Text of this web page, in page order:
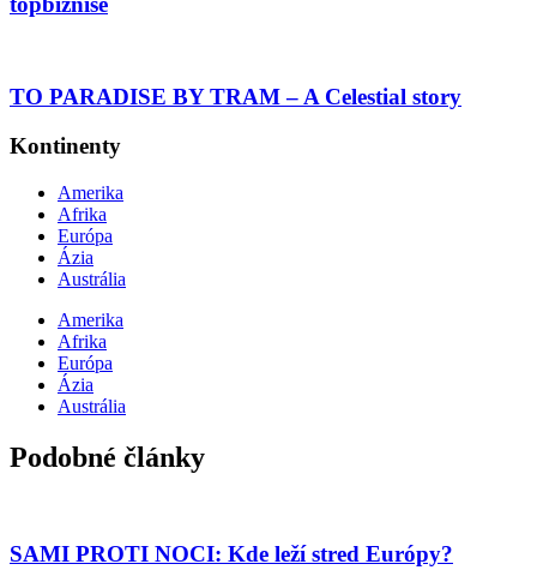
TO PARADISE BY TRAM – A Celestial story
Kontinenty
Amerika
Afrika
Európa
Ázia
Austrália
Amerika
Afrika
Európa
Ázia
Austrália
Podobné články
SAMI PROTI NOCI: Kde leží stred Európy?